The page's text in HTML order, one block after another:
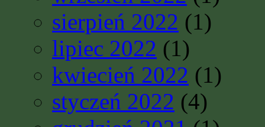
sierpień 2022 (1)
lipiec 2022 (1)
kwiecień 2022 (1)
styczeń 2022 (4)